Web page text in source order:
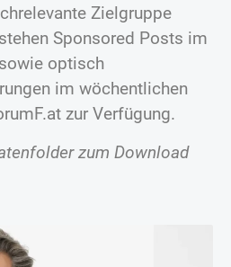
Zielgruppe
Sponsored Posts im
sowie optisch
im wöchentlichen
zur Verfügung.
zum Download